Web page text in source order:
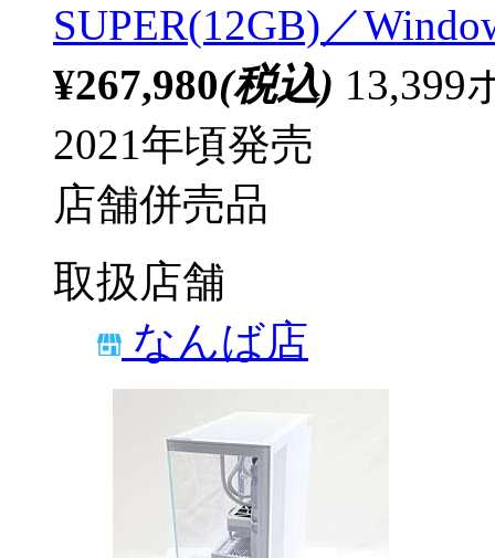
SUPER(12GB)／
¥267,980(税込) 13,399
2021年頃発売
店舗併売品
取扱店舗
なんば店